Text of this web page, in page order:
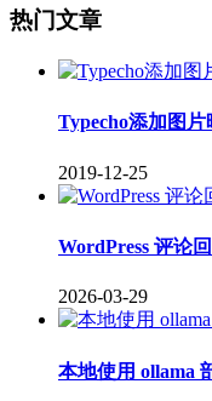
热门文章
Typecho添加图
2019-12-25
WordPress 评论
2026-03-29
本地使用 ollama